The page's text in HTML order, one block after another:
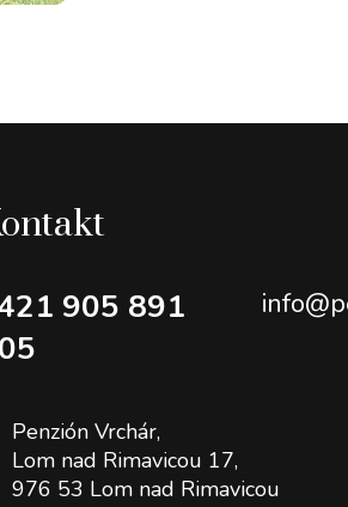
905 891
Penzión Vrchár,
Lom nad Rimavicou 17,
976 53 Lom nad Rimavicou